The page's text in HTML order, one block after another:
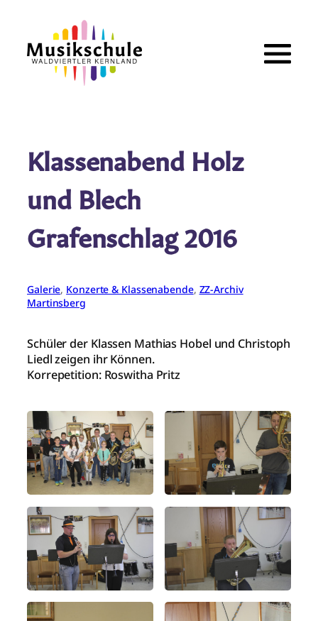
springen
Klassenabend Holz
und Blech
Grafenschlag 2016
Galerie, Konzerte & Klassenabende, ZZ-Archiv
Martinsberg
Schüler der Klassen Mathias Hobel und Christoph
Liedl zeigen ihr Können.
Korrepetition: Roswitha Pritz